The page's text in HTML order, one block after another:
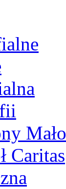
Caritas